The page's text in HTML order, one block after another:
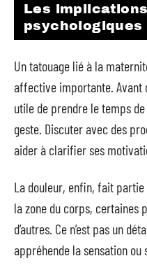
Les
psychologiques
Un tatouage lié à la
affective importante. Avant
utile de prendre le temps
geste. Discuter avec des
aider à clarifier ses
La douleur, enfin, fait partie
la zone du corps, certaines
d’autres. Ce n’est pas un
appréhende la sensation ou